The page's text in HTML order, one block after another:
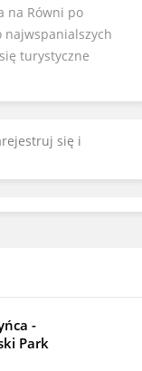
na Równi po
najwspanialszych
turystyczne
się i
-
Park